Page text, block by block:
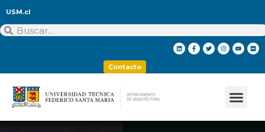
USM.cl
Contacto